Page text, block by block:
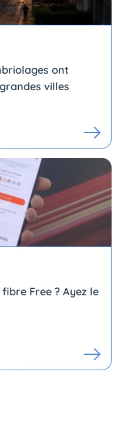
ont
villes
Free ? Ayez le